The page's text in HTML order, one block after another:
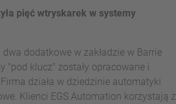
pięć wtryskarek w systemy
dodatkowe w zakładzie w Barrie
"pod klucz" zostały opracowane i
działa w dziedzinie automatyki
Klienci EGS Automation korzystają z